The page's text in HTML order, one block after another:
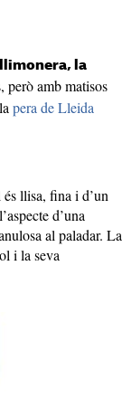
llimonera, la
però amb matisos
pera de Lleida
llisa, fina i d’un
d’una
al paladar. La
i la seva